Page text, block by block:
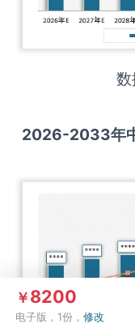
2026-2033年
￥8200
电子版，1份，修改